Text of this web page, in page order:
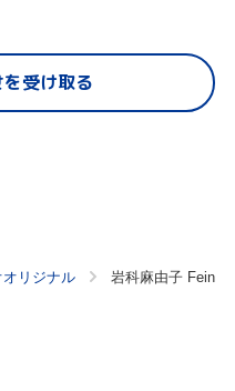
受け取る
オリジナル 岩科麻由子 Fein